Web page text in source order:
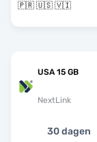
🇵🇷 🇺🇸 🇻🇮
USA 15 GB
NextLink
30 dagen